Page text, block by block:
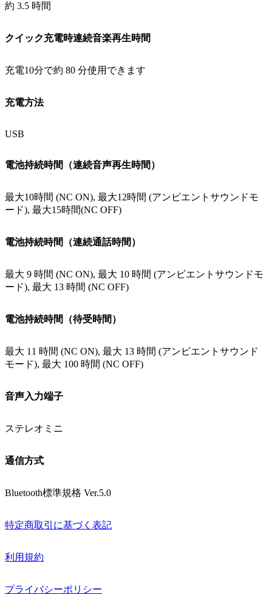
約 3.5 時間
クイック充電時連続音楽再生時間
充電10分で約 80 分使用できます
充電方法
USB
電池持続時間（連続音声再生時間）
最大10時間 (NC ON), 最大12時間 (アンビエントサウンドモ
ード), 最大15時間(NC OFF)
電池持続時間（連続通話時間）
最大 9 時間 (NC ON), 最大 10 時間 (アンビエントサウンドモ
ード), 最大 13 時間 (NC OFF)
電池持続時間（待受時間）
最大 11 時間 (NC ON), 最大 13 時間 (アンビエントサウンド
モード), 最大 100 時間 (NC OFF)
音声入力端子
ステレオミニ
通信方式
Bluetooth標準規格 Ver.5.0
特定商取引に基づく表記
利用規約
プライバシーポリシー